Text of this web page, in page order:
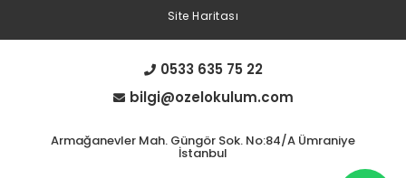
Site Haritası
0533 635 75 22
bilgi@ozelokulum.com
Armağanevler Mah. Güngör Sok. No:84/A Ümraniye
İstanbul